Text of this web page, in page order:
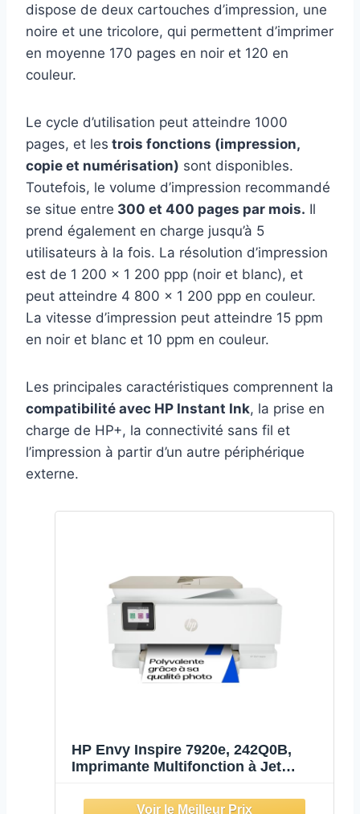
dispose de deux cartouches d’impression, une
noire et une tricolore, qui permettent d’imprimer
en moyenne 170 pages en noir et 120 en
couleur.
Le cycle d’utilisation peut atteindre 1000
pages, et les trois fonctions (impression,
copie et numérisation) sont disponibles.
Toutefois, le volume d’impression recommandé
se situe entre 300 et 400 pages par mois. Il
prend également en charge jusqu’à 5
utilisateurs à la fois. La résolution d’impression
est de 1 200 x 1 200 ppp (noir et blanc), et
peut atteindre 4 800 x 1 200 ppp en couleur.
La vitesse d’impression peut atteindre 15 ppm
en noir et blanc et 10 ppm en couleur.
Les principales caractéristiques comprennent la
compatibilité avec HP Instant Ink, la prise en
charge de HP+, la connectivité sans fil et
l’impression à partir d’un autre périphérique
externe.
HP Envy Inspire 7920e, 242Q0B,
Imprimante Multifonction à Jet
Automatique, 22 ppm, Wi-Fi, HP